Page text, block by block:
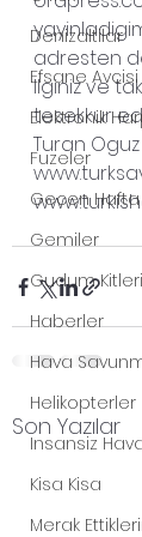
Denizaltilar
Efsane Avcisi
Elektronik
Fuzeler
Gecen
Gemiler
Gudum Kitleri
Haberler
Hava
Helikopterler
Insansiz
Kisa Kisa
Merak
adresten
Ilginiz ve
tesekkur
Turan Oguz
Son Yazılar